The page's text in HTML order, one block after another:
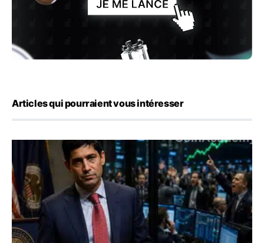
Articles qui pourraient vous intéresser
Emploi américain : 23 000 postes détruits en juillet, les